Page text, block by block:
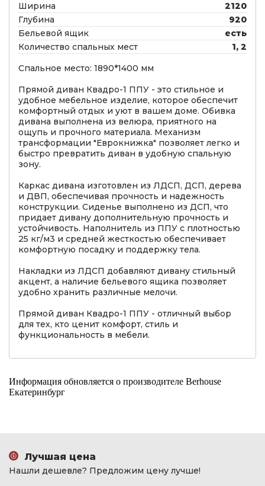
Ширина
2120
Глубина
920
Бельевой ящик
есть
Количество спальных мест
1, 2
Спальное место: 1890*1400 мм
Прямой диван Квадро-1 ППУ - это стильное и
удобное мебельное изделие, которое обеспечит
комфортный отдых и уют в вашем доме. Обивка
дивана выполнена из велюра, приятного на
ощупь и прочного материала. Механизм
трансформации "Еврокнижка" позволяет легко и
быстро превратить диван в удобную спальную
зону.
Каркас дивана изготовлен из ЛДСП, ДСП, дерева
и ДВП, обеспечивая прочность и надежность
конструкции. Сиденье выполнено из ДСП, что
придает дивану дополнительную прочность и
устойчивость. Наполнитель из ППУ с плотностью
25 кг/м3 и средней жесткостью обеспечивает
комфортную посадку и поддержку тела.
Накладки из ЛДСП добавляют дивану стильный
акцент, а наличие бельевого ящика позволяет
удобно хранить различные мелочи.
Прямой диван Квадро-1 ППУ - отличный выбор
для тех, кто ценит комфорт, стиль и
функциональность в мебели.
Информация обновляется о производителе Berhouse
Екатеринбург
Лучшая цена
Нашли дешевле? Предложим цену лучше!